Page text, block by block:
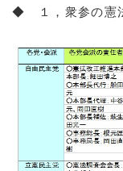
◆ １，衆参の憲